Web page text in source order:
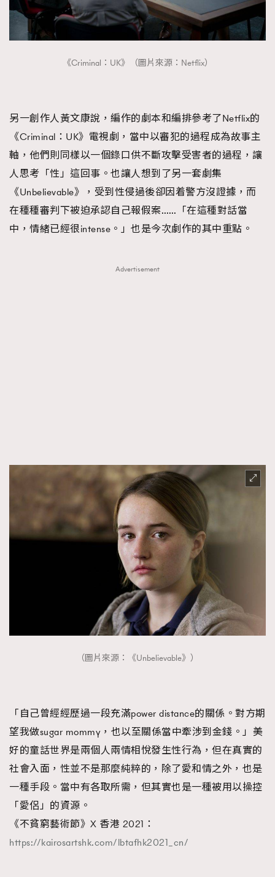
《Criminal：UK》（圖片來源：Netflix）
另一創作人黃文康說，編作的劇本和編排參考了Netflix的
《Criminal：UK》電視劇，當中以審犯的過程成為故事主
軸，他們則同樣以一個錄口供不斷攻擊受害者的過程，讓
人思考「性」這回事。也讓人想到了另一套劇集
《Unbelievable》，受到性侵過後卻因着警方沒證據，而
在種種審判下被迫承認自己報假案……「在這種對話當
中，情緒已經很intense。」也是今次劇作的其中重點。
Advertisement
（圖片來源：《Unbelievable》）
「自己曾經經歷過一段充滿power distance的關係。對方期
望我做sugar mommy，也以至關係當中牽涉到金錢。」美
好的童話世界是兩個人兩情相悅發生性行為，但在真實的
社會入面，性並不是那麼純粹的，除了愛和情之外，也是
一種手段。當中有各取所需，但其實也是一種被用以操控
「愛侶」的資源。
《不貧窮藝術節》X 香港 2021：
https://kairosartshk.com/lbtafhk2021_cn/